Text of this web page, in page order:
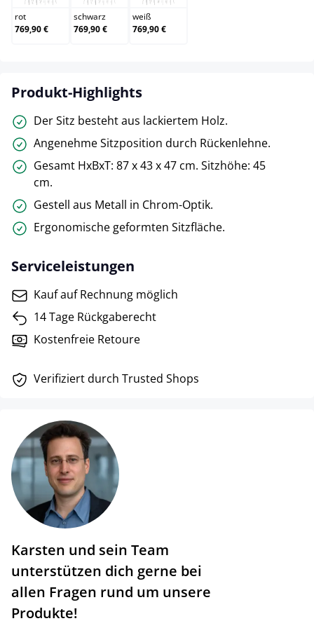
rot
769,90 €
schwarz
769,90 €
weiß
769,90 €
Produkt-Highlights
Der Sitz besteht aus lackiertem Holz.
Angenehme Sitzposition durch Rückenlehne.
Gesamt HxBxT: 87 x 43 x 47 cm. Sitzhöhe: 45
cm.
Gestell aus Metall in Chrom-Optik.
Ergonomische geformten Sitzfläche.
Serviceleistungen
Kauf auf Rechnung möglich
14 Tage Rückgaberecht
Kostenfreie Retoure
Verifiziert durch Trusted Shops
Karsten und sein Team
unterstützen dich gerne bei
allen Fragen rund um unsere
Produkte!